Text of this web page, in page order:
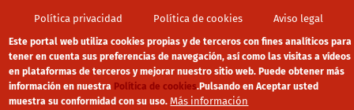
Política privacidad Política de cookies Aviso legal
Este portal web utiliza cookies propias y de terceros con fines analíticos para
tener en cuenta sus preferencias de navegación, así como las visitas a vídeos
en plataformas de terceros y mejorar nuestro sitio web. Puede obtener más
información en nuestra Política de cookies.Pulsando en Aceptar usted
muestra su conformidad con su uso. Más información